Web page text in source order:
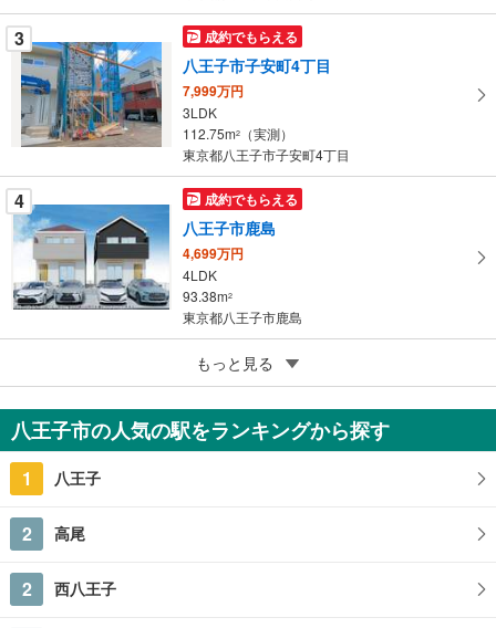
ジ
に
保
存
す
る
3 成約でもらえる
八王子市子安町4丁目
7,999万円
3LDK
112.75m2
（実測）
東京都八王子市子安町4丁目
4 成約でもらえる
八王子市鹿島
4,699万円
4LDK
93.38m2
東京都八王子市鹿島
成約でもらえる
八王子市鹿島
4,699万円
4LDK
もっと見る
八王子市の人気の駅をランキングから探す
1 八王子
2 高尾
2 西八王子